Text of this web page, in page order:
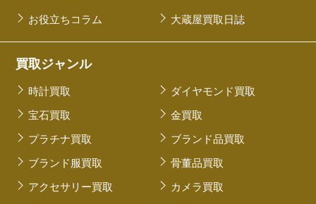
お役立ちコラム 大蔵屋買取日誌
買取ジャンル
時計買取 ダイヤモンド買取
宝石買取 金買取
プラチナ買取 ブランド品買取
ブランド服買取 骨董品買取
アクセサリー買取 カメラ買取